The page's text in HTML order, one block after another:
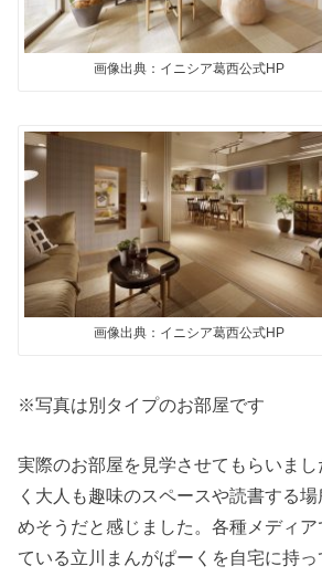
画像出典：イニシア葛西公式HP
画像出典：イニシア葛西公式HP
※写真は別タイプのお部屋です
実際のお部屋を見学させてもらいま
く大人も趣味のスペースや読書する
めそうだと感じました。各種メディ
ている立川まんがぱーくを自宅に持